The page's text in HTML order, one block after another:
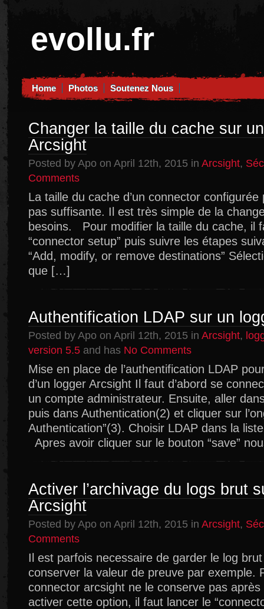
evollu.fr
Home Photos Soutenez Nous
Changer la taille du cache sur
Arcsight
Posted by Apo on April 12th, 2015 in Arcsight,
Comments
la
taille
du
cache
sur
un
La taille du cache d’un connector configurée
pas suffisante. Il est très simple de la
besoins. Pour modifier la taille du cache, il
“connector setup” puis suivre les étapes
“Add, modify, or remove destinations”
que […]
Authentification LDAP sur un
Posted by Apo on April 12th, 2015 in Arcsight,
version 5.5 and has No Comments
LDAP
sur
un
logger
Archsight
Mise en place de l’authentification LDAP
d’un logger Arcsight Il faut d’abord se
un compte administrateur. Ensuite, aller
puis dans Authentication(2) et cliquer sur
Authentication”(3). Choisir LDAP dans la
Apres avoir cliquer sur le bouton “save”
Activer l’archivage du logs brut
Arcsight
Posted by Apo on April 12th, 2015 in Arcsight,
Comments
l’archivage
du
brut
sur
Il est parfois necessaire de garder le log
conserver la valeur de preuve par exemple.
connector arcsight ne le conserve pas
activer cette option, il faut lancer le